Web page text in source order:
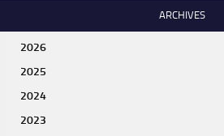
ARCHIVES
2026
2025
2024
2023